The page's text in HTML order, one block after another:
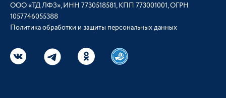
ООО «ТД ЛФЗ», ИНН 7730518581, КПП 773001001, ОГРН
1057746055388
Политика обработки и защиты персональных данных